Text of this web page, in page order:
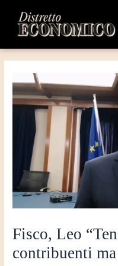
contenuto
Fisco, Leo
contribuenti
articoli